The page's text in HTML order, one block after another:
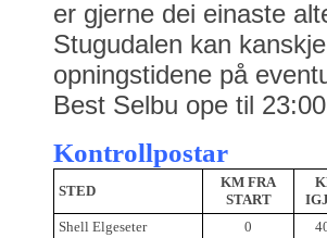
er gjerne dei einaste
Stugudalen kan
opningstidene på
Best Selbu ope til
Kontrollpostar
STED
KM FRA
START
Shell Elgeseter
0